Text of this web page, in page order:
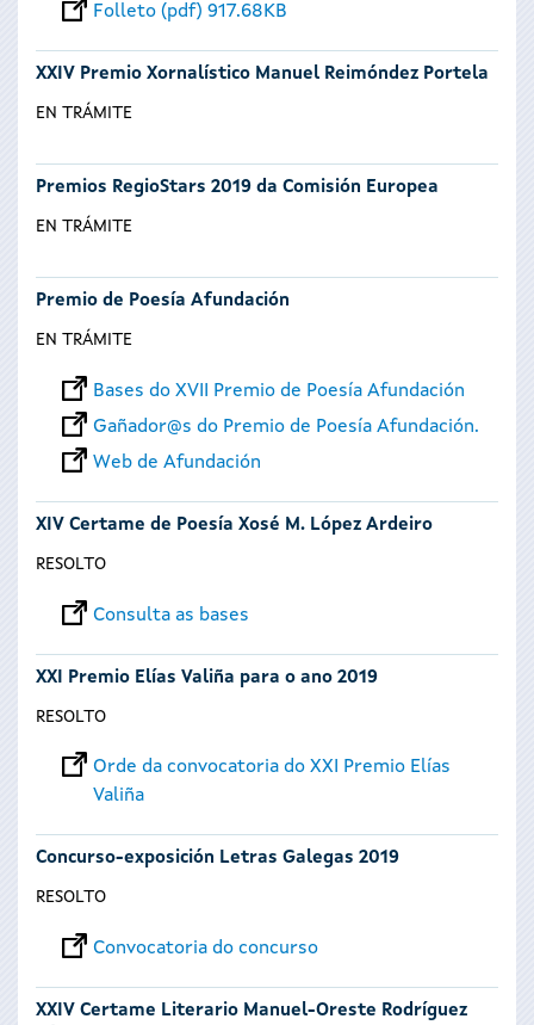
Folleto (pdf) 917.68KB
XXIV Premio Xornalístico Manuel Reimóndez Portela
EN TRÁMITE
Premios RegioStars 2019 da Comisión Europea
EN TRÁMITE
Premio de Poesía Afundación
EN TRÁMITE
Bases do XVII Premio de Poesía Afundación
Gañador@s do Premio de Poesía Afundación.
Web de Afundación
XIV Certame de Poesía Xosé M. López Ardeiro
RESOLTO
Consulta as bases
XXI Premio Elías Valiña para o ano 2019
RESOLTO
Orde da convocatoria do XXI Premio Elías
Valiña
Concurso-exposición Letras Galegas 2019
RESOLTO
Convocatoria do concurso
XXIV Certame Literario Manuel-Oreste Rodríguez